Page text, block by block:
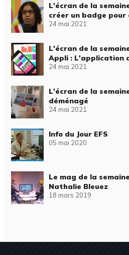
L'écran de la
créer un badge pour
harcèlement
24 mai 2021
L'écran de la
Appli : L'application
24 mai 2021
L'écran de la
déménagé
24 mai 2021
Info du Jour EFS
05 mai 2020
Le mag de la
Nathalie Bleuez
18 mars 2019